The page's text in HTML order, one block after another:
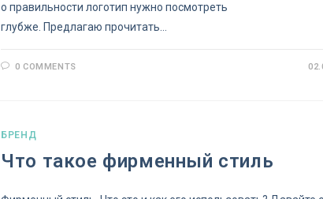
о правильности логотип нужно посмотреть
глубже. Предлагаю прочитать…
0 COMMENTS
БРЕНД
Что такое фирменный стиль